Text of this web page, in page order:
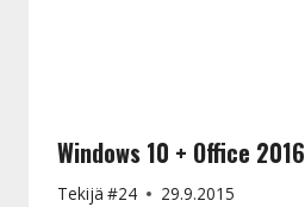
Windows 10 + Office 2016
Tekijä #24 29.9.2015